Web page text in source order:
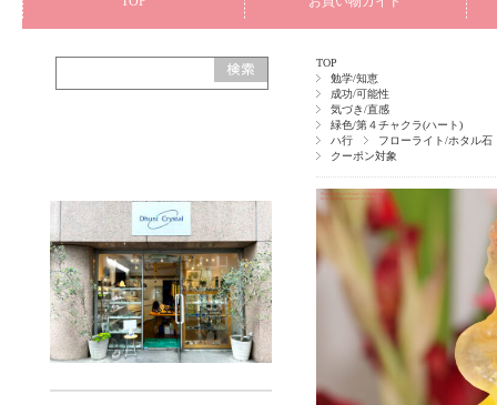
TOP
勉学/知恵
成功/可能性
気づき/直感
緑色/第４チャクラ(ハート)
ハ行
フローライト/ホタル石
クーポン対象